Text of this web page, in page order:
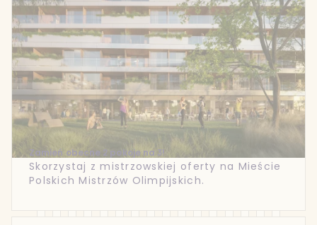
Zamień obecne 2 pokoje na 3!
Skorzystaj z mistrzowskiej oferty na Mieście
Polskich Mistrzów Olimpijskich.